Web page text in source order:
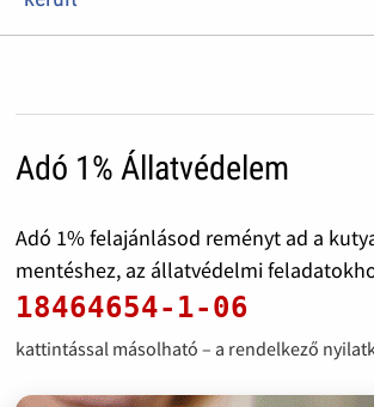
Adó 1% Állatvédelem
Adó 1% felajánlásod reményt ad a
mentéshez, az állatvédelmi
18464654-1-06
kattintással másolható – a rendelkező